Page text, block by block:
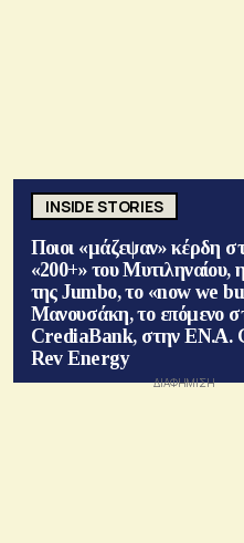
INSIDE STORIES
Ποιοι «μάζεψαν» κέρδη
«200+» του Μυτιληναίου,
της Jumbo, το «now we
Μανουσάκη, το επόμενο
CrediaBank, στην ΕΝ.Α.
Rev Energy